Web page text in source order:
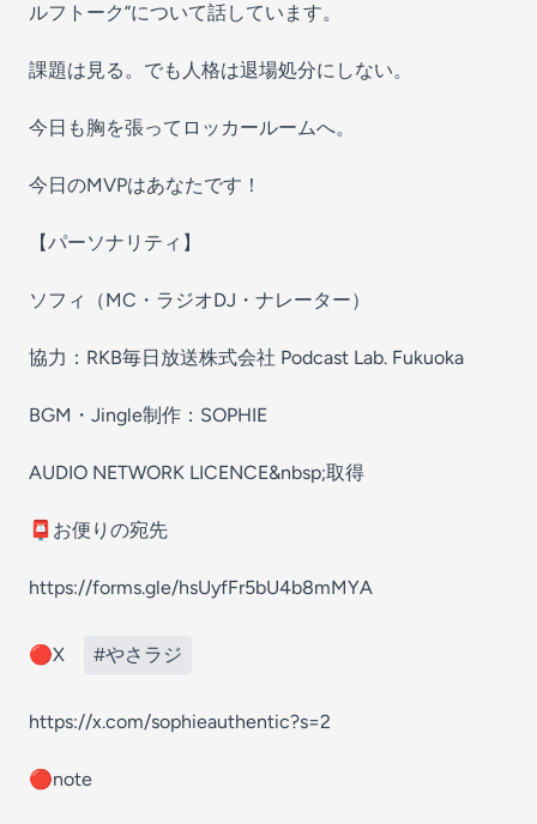
ルフトーク”について話しています。
課題は見る。でも人格は退場処分にしない。
今日も胸を張ってロッカールームへ。
今日のMVPはあなたです！
【パーソナリティ】
ソフィ（MC・ラジオDJ・ナレーター）
協力：RKB毎日放送株式会社 Podcast Lab. Fukuoka
BGM・Jingle制作：SOPHIE
AUDIO NETWORK LICENCE&nbsp;取得
📮お便りの宛先
⁠https://forms.gle/hsUyfFr5bU4b8mMYA⁠
🔴X #やさラジ
⁠https://x.com/sophieauthentic?s=2⁠
🔴note